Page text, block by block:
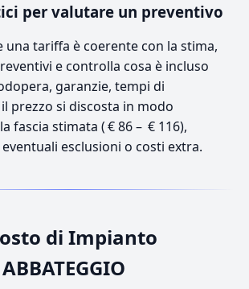
per valutare un preventivo
una tariffa è coerente con la stima,
e controlla cosa è incluso
garanzie, tempi di
prezzo si discosta in modo
fascia stimata ( € 86 – € 116),
esclusioni o costi extra.
di Impianto